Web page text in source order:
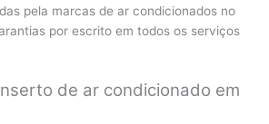
pela marcas de ar condicionados no
por escrito em todos os serviços
de ar condicionado em